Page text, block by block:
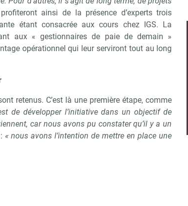
ainsi de la présence d’experts trois
étant consacrée aux cours chez IGS. La
aux « gestionnaires de paie de demain »
opérationnel qui leur serviront tout au long
retenus. C’est là une première étape, comme
de développer l’initiative dans un objectif de
car nous avons pu constater qu’il y a un
« nous avons l’intention de mettre en place une